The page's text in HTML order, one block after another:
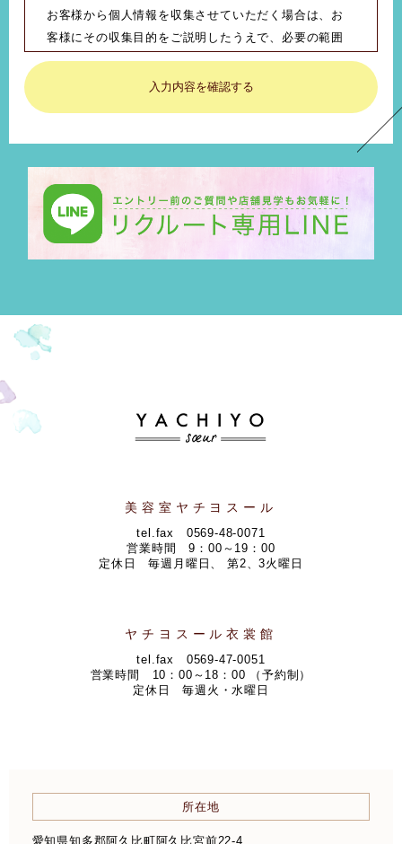
お客様から個人情報を収集させていただく場合は、お
客様にその収集目的をご説明したうえで、必要の範囲
内で個人情報を収集させていただきます。 お客様の個
人情報は収集目的の範囲内で取り扱い、またお客様の
理しております。また、お客様が、お客様の個人情報
の確認・訂正等を希望される場合には、速やかに対応
美容室ヤチヨスール
tel.fax 0569-48-0071
営業時間 9：00～19：00
定休日 毎週月曜日、 第2、3火曜日
ヤチヨスール衣裳館
tel.fax 0569-47-0051
営業時間 10：00～18：00 （予約制）
定休日 毎週火・水曜日
所在地
愛知県知多郡阿久比町阿久比宮前22-4